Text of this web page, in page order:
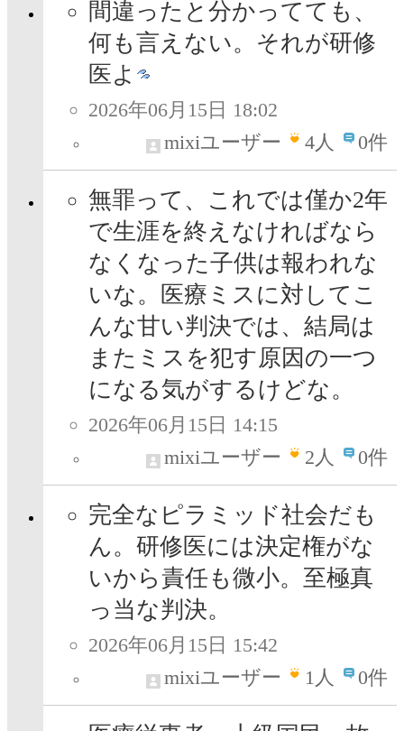
間違ったと分かってても、
何も言えない。それが研修
医よ
2026年06月15日 18:02
mixiユーザー
4人 0件
無罪って、これでは僅か2年
で生涯を終えなければなら
なくなった子供は報われな
いな。医療ミスに対してこ
んな甘い判決では、結局は
またミスを犯す原因の一つ
になる気がするけどな。
2026年06月15日 14:15
mixiユーザー
2人 0件
完全なピラミッド社会だも
ん。研修医には決定権がな
いから責任も微小。至極真
っ当な判決。
2026年06月15日 15:42
mixiユーザー
1人 0件